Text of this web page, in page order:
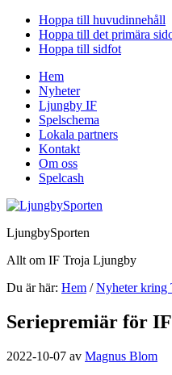
Hoppa till huvudinnehåll
Hoppa till det primära
Hoppa till sidfot
Hem
Nyheter
Ljungby IF
Spelschema
Lokala partners
Kontakt
Om oss
Spelcash
LjungbySporten
Allt om IF Troja Ljungby
Du är här: Hem / Nyheter kring
Seriepremiär för
2022-10-07 av Magnus Blom